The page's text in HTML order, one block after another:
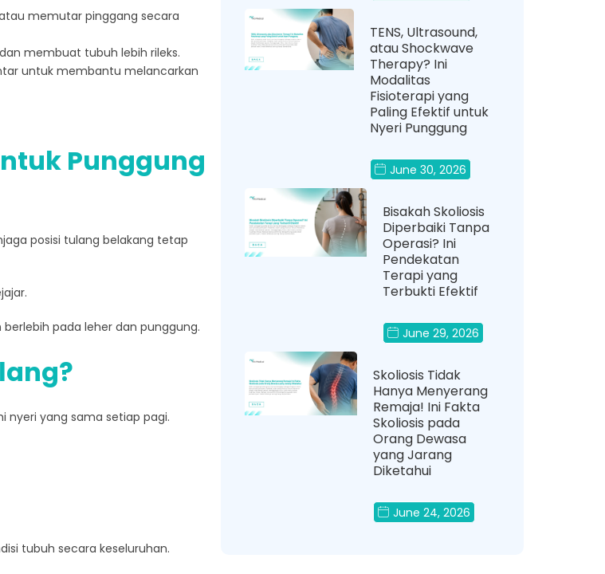
memutar pinggang secara
membuat tubuh lebih rileks.
untuk membantu melancarkan
Punggung
posisi tulang belakang tetap
pada leher dan punggung.
nyeri yang sama setiap pagi.
tubuh secara keseluruhan.
TENS, Ultrasound,
atau Shockwave
Therapy? Ini
Modalitas
Fisioterapi yang
Paling Efektif untuk
Nyeri Punggung
June 30, 2026
Bisakah Skoliosis
Diperbaiki Tanpa
Operasi? Ini
Pendekatan
Terapi yang
Terbukti Efektif
June 29, 2026
Skoliosis Tidak
Hanya Menyerang
Remaja! Ini Fakta
Skoliosis pada
Orang Dewasa
yang Jarang
Diketahui
June 24, 2026